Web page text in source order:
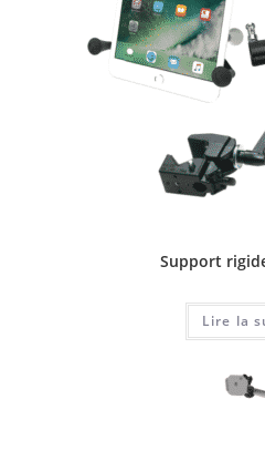
Support
Lire la